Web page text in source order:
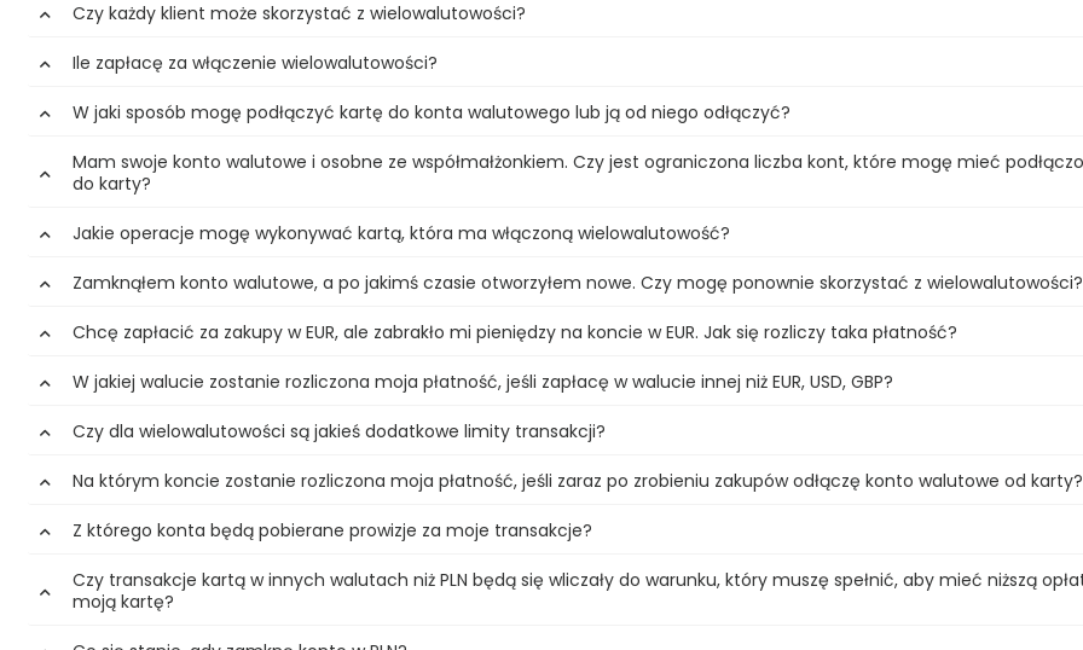
Czy każdy klient może skorzystać z wielowalutowości?
Ile zapłacę za włączenie wielowalutowości?
W jaki sposób mogę podłączyć kartę do konta walutowego lub ją od niego odłączyć?
Mam swoje konto walutowe i osobne ze współmałżonkiem. Czy jest ograniczona liczba kont, które mogę mieć
do karty?
Jakie operacje mogę wykonywać kartą, która ma włączoną wielowalutowość?
Zamknąłem konto walutowe, a po jakimś czasie otworzyłem nowe. Czy mogę ponownie skorzystać z wielowalutowości?
Chcę zapłacić za zakupy w EUR, ale zabrakło mi pieniędzy na koncie w EUR. Jak się rozliczy taka płatność?
W jakiej walucie zostanie rozliczona moja płatność, jeśli zapłacę w walucie innej niż EUR, USD, GBP?
Czy dla wielowalutowości są jakieś dodatkowe limity transakcji?
Na którym koncie zostanie rozliczona moja płatność, jeśli zaraz po zrobieniu zakupów odłączę konto walutowe od karty?
Z którego konta będą pobierane prowizje za moje transakcje?
Czy transakcje kartą w innych walutach niż PLN będą się wliczały do warunku, który muszę spełnić, aby mieć niższą
moją kartę?